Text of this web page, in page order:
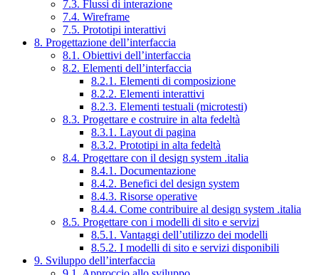
7.3. Flussi di interazione
7.4. Wireframe
7.5. Prototipi interattivi
8. Progettazione dell’interfaccia
8.1. Obiettivi dell’interfaccia
8.2. Elementi dell’interfaccia
8.2.1. Elementi di composizione
8.2.2. Elementi interattivi
8.2.3. Elementi testuali (microtesti)
8.3. Progettare e costruire in alta fedeltà
8.3.1. Layout di pagina
8.3.2. Prototipi in alta fedeltà
8.4. Progettare con il design system .italia
8.4.1. Documentazione
8.4.2. Benefici del design system
8.4.3. Risorse operative
8.4.4. Come contribuire al design system .italia
8.5. Progettare con i modelli di sito e servizi
8.5.1. Vantaggi dell’utilizzo dei modelli
8.5.2. I modelli di sito e servizi disponibili
9. Sviluppo dell’interfaccia